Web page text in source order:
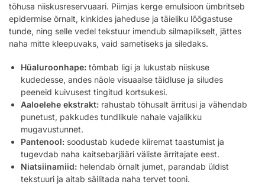
tõhusa niiskusreservuaari. Piimjas kerge emulsioon ümbritseb
epidermise õrnalt, kinkides jaheduse ja täieliku lõõgastuse
tunde, ning selle vedel tekstuur imendub silmapilkselt, jättes
naha mitte kleepuvaks, vaid sametiseks ja siledaks.
Hüaluroonhape: tõmbab ligi ja lukustab niiskuse
kudedesse, andes näole visuaalse täidluse ja siludes
peeneid kuivusest tingitud kortsukesi.
Aaloelehe ekstrakt: rahustab tõhusalt ärritusi ja vähendab
punetust, pakkudes tundlikule nahale vajalikku
mugavustunnet.
Pantenool: soodustab kudede kiiremat taastumist ja
tugevdab naha kaitsebarjääri väliste ärritajate eest.
Niatsiinamiid: helendab õrnalt jumet, parandab üldist
tekstuuri ja aitab säilitada naha tervet tooni.